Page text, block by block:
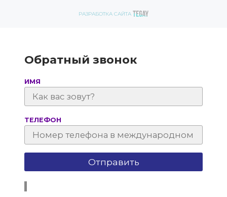
РАЗРАБОТКА САЙТА
Обратный звонок
ИМЯ
ТЕЛЕФОН